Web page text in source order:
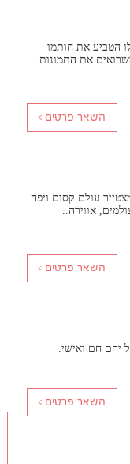
הטביע את חותמו
את התמונות..
עולם קסום ויפה
אווירה..
יחם חם ואישי.